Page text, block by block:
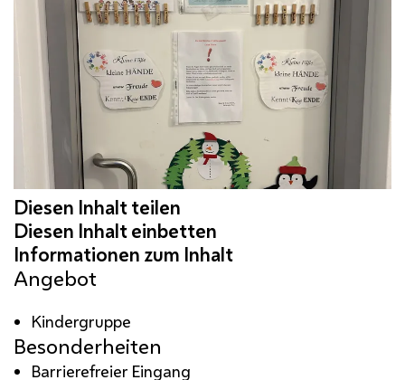
Angebot
Kindergruppe
Besonderheiten
Barrierefreier Eingang